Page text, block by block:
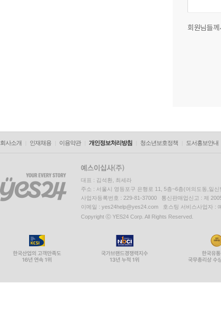
회원님들
회사소개 인재채용 이용약관 개인정보처리방침 청소년보호정책 도서홍보안내
대표 : 김석환, 최세라
주소 : 서울시 영등포구 은행로 11, 5층~6층(여의도동,일신
사업자등록번호 : 229-81-37000 통신판매업신고 : 제
이메일 : yes24help@yes24.com 호스팅 서비스사업자 :
Copyright ⓒ YES24 Corp. All Rights Reserved.